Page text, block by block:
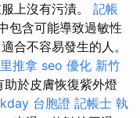
上沒有污漬。 記帳
包含可能導致過敏性
合不容易發生的人。
推拿 seo 優化 新竹
助於皮膚恢復紫外燈
台胞證 記帳士 執